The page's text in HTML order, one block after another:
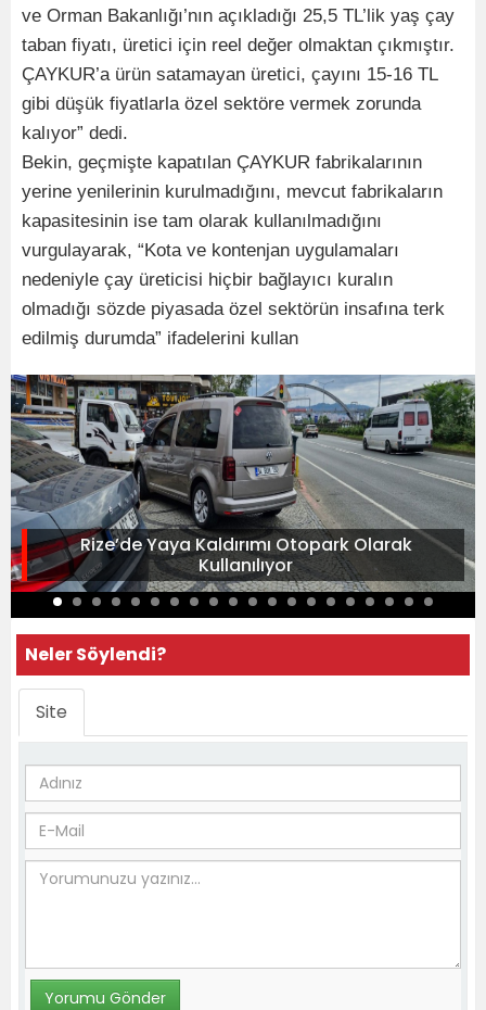
ve Orman Bakanlığı’nın açıkladığı 25,5 TL’lik yaş çay
taban fiyatı, üretici için reel değer olmaktan çıkmıştır.
ÇAYKUR’a ürün satamayan üretici, çayını 15-16 TL
gibi düşük fiyatlarla özel sektöre vermek zorunda
kalıyor” dedi.
Bekin, geçmişte kapatılan ÇAYKUR fabrikalarının
yerine yenilerinin kurulmadığını, mevcut fabrikaların
kapasitesinin ise tam olarak kullanılmadığını
vurgulayarak, “Kota ve kontenjan uygulamaları
nedeniyle çay üreticisi hiçbir bağlayıcı kuralın
olmadığı sözde piyasada özel sektörün insafına terk
edilmiş durumda” ifadelerini kullan
Rize’de Yaya Kaldırımı Otopark Olarak
Kullanılıyor
Neler Söylendi?
Site